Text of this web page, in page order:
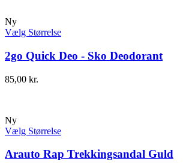
Ny
Vælg Størrelse
2go Quick Deo - Sko Deodorant
85,00 kr.
Ny
Vælg Størrelse
Arauto Rap Trekkingsandal Guld